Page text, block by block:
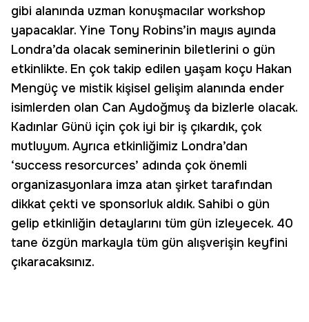
gibi alanında uzman konuşmacılar workshop
yapacaklar. Yine Tony Robins’in mayıs ayında
Londra’da olacak seminerinin biletlerini o gün
etkinlikte. En çok takip edilen yaşam koçu Hakan
Mengüç ve mistik kişisel gelişim alanında ender
isimlerden olan Can Aydoğmuş da bizlerle olacak.
Kadınlar Günü için çok iyi bir iş çıkardık, çok
mutluyum. Ayrıca etkinliğimiz Londra’dan
‘success resorcurces’ adında çok önemli
organizasyonlara imza atan şirket tarafından
dikkat çekti ve sponsorluk aldık. Sahibi o gün
gelip etkinliğin detaylarını tüm gün izleyecek. 40
tane özgün markayla tüm gün alışverişin keyfini
çıkaracaksınız.